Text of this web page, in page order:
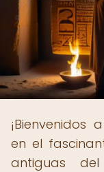
¡Bienvenidos a
en el
antiguas